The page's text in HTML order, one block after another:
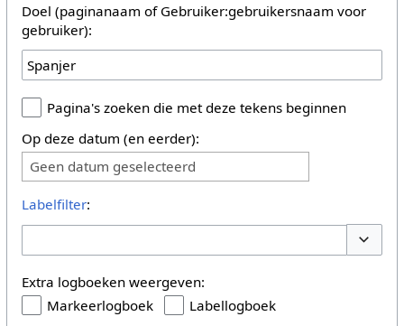
Doel (paginanaam of Gebruiker:gebruikersnaam voor
gebruiker):
Pagina's zoeken die met deze tekens beginnen
Op deze datum (en eerder):
Geen datum geselecteerd
Labelfilter:
Extra logboeken weergeven:
Markeerlogboek
Labellogboek